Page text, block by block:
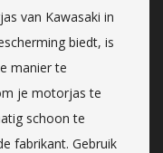
van Kawasaki in
biedt, is
manier te
je motorjas te
schoon te
fabrikant. Gebruik